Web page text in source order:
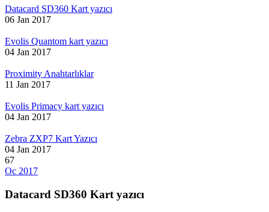
Datacard SD360 Kart yazıcı
06 Jan 2017
Evolis Quantom kart yazıcı
04 Jan 2017
Proximity Anahtarlıklar
11 Jan 2017
Evolis Primacy kart yazıcı
04 Jan 2017
Zebra ZXP7 Kart Yazıcı
04 Jan 2017
67
Oc 2017
Datacard SD360 Kart yazıcı